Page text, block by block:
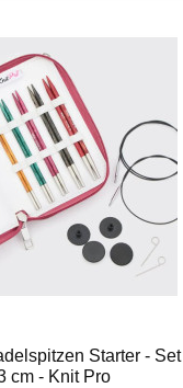
Starter - Set
cm - Knit Pro